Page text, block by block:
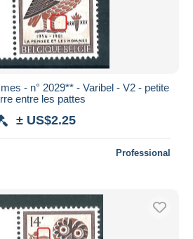
- n° 2029** - Varibel - V2 - petite
entre les pattes
± US$2.25
Professional